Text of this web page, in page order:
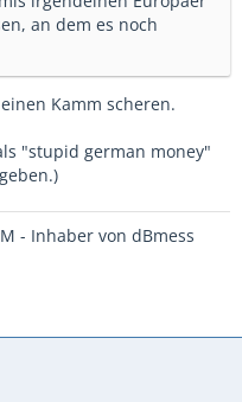
an dem es noch
Kamm scheren.
"stupid german money"
- Inhaber von dBmess